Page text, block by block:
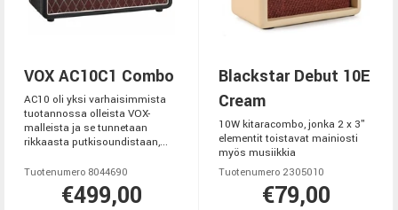
VOX AC10C1 Combo
AC10 oli yksi varhaisimmista
tuotannossa olleista VOX-
malleista ja se tunnetaan
rikkaasta putkisoundistaan,...
Tuotenumero 8044690
€499,00
Blackstar Debut 10E
Cream
10W kitaracombo, jonka 2 x 3"
elementit toistavat mainiosti
myös musiikkia
Tuotenumero 2305010
€79,00